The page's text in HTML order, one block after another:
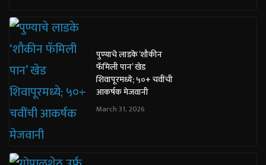
पुण्याचे लाडके ‘शौकीन
फॅमिली पान’ खेड
शिवापूरमध्ये; ५०+ चवींची
आकर्षक मेजवानी
March 31, 2026